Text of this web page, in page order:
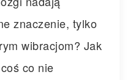
znaczenie, tylko
wibracjom? Jak
co nie